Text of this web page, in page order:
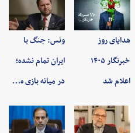
هدایای روز
خبرنگار ۱۴۰۵
اعلام شد
ونس: جنگ با
ایران تمام نشده؛
در میانه بازی ه…